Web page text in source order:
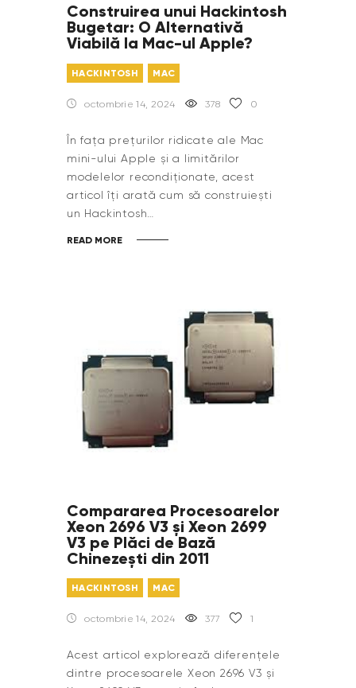
Construirea unui Hackintosh
Bugetar: O Alternativă
Viabilă la Mac-ul Apple?
HACKINTOSH MAC
octombrie 14, 2024 378 0
În fața prețurilor ridicate ale Mac
mini-ului Apple și a limitărilor
modelelor recondiționate, acest
articol îți arată cum să construiești
un Hackintosh…
READ MORE
Compararea Procesoarelor
Xeon 2696 V3 și Xeon 2699
V3 pe Plăci de Bază
Chinezești din 2011
HACKINTOSH MAC
octombrie 14, 2024 377 1
Acest articol explorează diferențele
dintre procesoarele Xeon 2696 V3 și